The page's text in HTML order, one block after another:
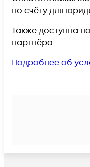
по счёту для
Также доступна
партнёра.
Подробнее об